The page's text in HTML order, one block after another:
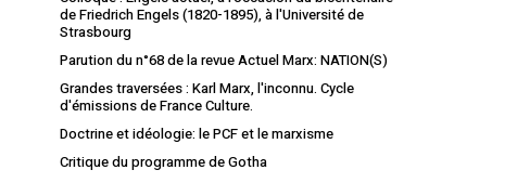
de Friedrich Engels (1820-1895), à l'Université de
Strasbourg
Parution du n°68 de la revue Actuel Marx: NATION(S)
Grandes traversées : Karl Marx, l'inconnu. Cycle
d'émissions de France Culture.
Doctrine et idéologie: le PCF et le marxisme
Critique du programme de Gotha